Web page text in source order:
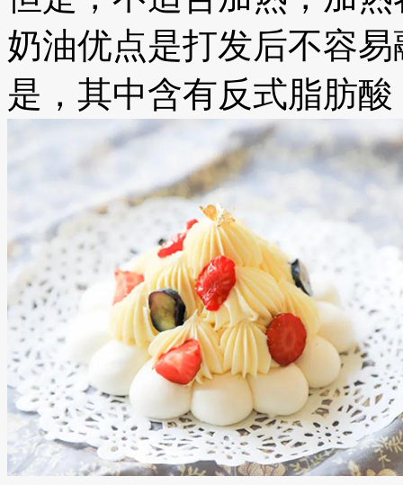
奶油优点是打发后不容
是，其中含有反式脂肪